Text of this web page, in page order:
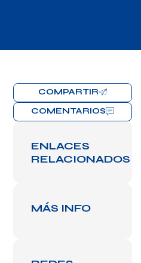
COMPARTIR
COMENTARIOS
ENLACES
RELACIONADOS
MÁS INFO